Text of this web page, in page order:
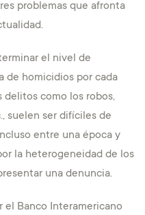
problemas que afronta
el nivel de
de homicidios por cada
delitos como los robos,
suelen ser difíciles de
entre una época y
la heterogeneidad de los
una denuncia.
el Banco Interamericano